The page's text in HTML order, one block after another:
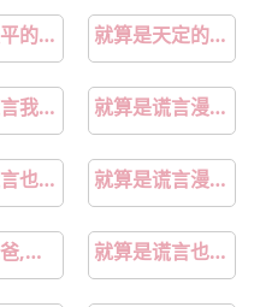
就算是天平的两端也会有幸福歌词 就算是天定的良缘原唱
就算是谎言我也愿意相信 就算是谎言漫画免费
就算是谎言也说吧中文音译 就算是谎言漫画在哪里看
就算是爸爸,也想做 就算是谎言也是一种浪漫